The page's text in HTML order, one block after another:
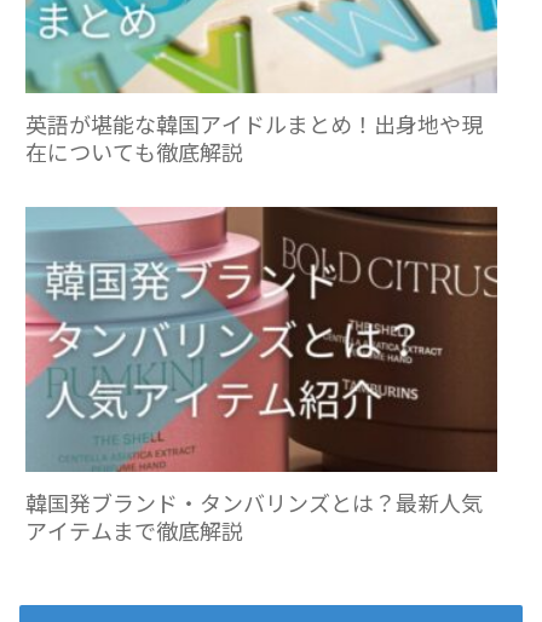
英語が堪能な韓国アイドルまとめ！出身地や現
在についても徹底解説
韓国発ブランド・タンバリンズとは？最新人気
アイテムまで徹底解説